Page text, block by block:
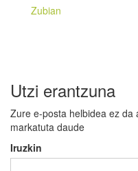
Zubian
Utzi erantzuna
Zure e-posta helbidea ez da
markatuta daude
Iruzkin